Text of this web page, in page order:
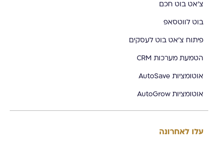
צ'אט בוט חכם
בוט לווטסאפ
פיתוח צ'אט בוט לעסקים
הטמעת מערכות CRM
אוטומציות AutoSave
אוטומציות AutoGrow
עלו לאחרונה